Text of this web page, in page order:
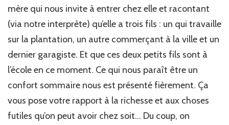
mère qui nous invite à entrer chez elle et racontant
(via notre interprète) qu’elle a trois fils : un qui travaille
sur la plantation, un autre commerçant à la ville et un
dernier garagiste. Et que ces deux petits fils sont à
l’école en ce moment. Ce qui nous paraît être un
confort sommaire nous est présenté fièrement. Ça
vous pose votre rapport à la richesse et aux choses
futiles qu’on peut avoir chez soit… Du coup, on